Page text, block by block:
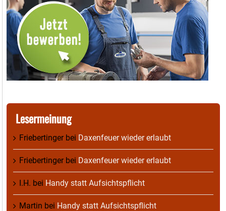
Lesermeinung
Friebertingerbei Daxenfeuer wieder erlaubt
Friebertingerbei Daxenfeuer wieder erlaubt
I.H. bei Handy statt Aufsichtspflicht
Martin bei Handy statt Aufsichtspflicht